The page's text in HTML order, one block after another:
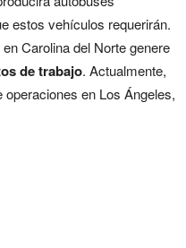
estos vehículos requerirán.
en Carolina del Norte genere
de trabajo. Actualmente,
en Los Ángeles,